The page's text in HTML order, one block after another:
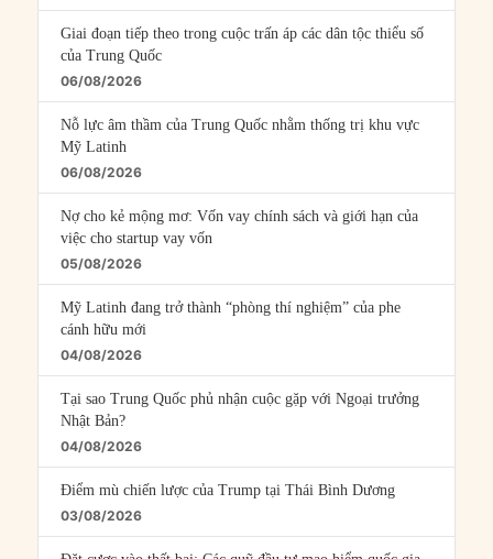
Giai đoạn tiếp theo trong cuộc trấn áp các dân tộc thiểu số
của Trung Quốc
06/08/2026
Nỗ lực âm thầm của Trung Quốc nhằm thống trị khu vực
Mỹ Latinh
06/08/2026
Nợ cho kẻ mộng mơ: Vốn vay chính sách và giới hạn của
việc cho startup vay vốn
05/08/2026
Mỹ Latinh đang trở thành “phòng thí nghiệm” của phe
cánh hữu mới
04/08/2026
Tại sao Trung Quốc phủ nhận cuộc gặp với Ngoại trưởng
Nhật Bản?
04/08/2026
Điểm mù chiến lược của Trump tại Thái Bình Dương
03/08/2026